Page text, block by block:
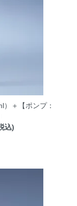
）＋【ポンプ：
込)